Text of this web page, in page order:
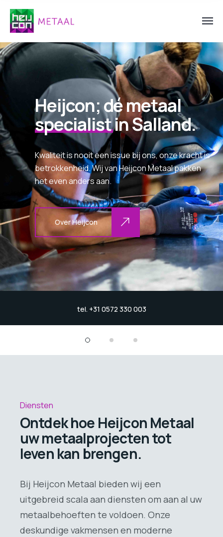
Heijcon; dé metaal
specialistin Salland.
Kwaliteit is nooit een issue bij ons, onze kracht is
betrokkenheid. Wij van Heijcon Metaal pakken
het even anders aan.
Over Heijcon
tel. +31 0572 330 003
Diensten
Ontdek hoe Heijcon Metaal
uw metaalprojecten tot
leven kan brengen.
Bij Heijcon Metaal bieden wij een
uitgebreid scala aan diensten om aan al uw
metaalbehoeften te voldoen. Onze
deskundige vakmensen en moderne